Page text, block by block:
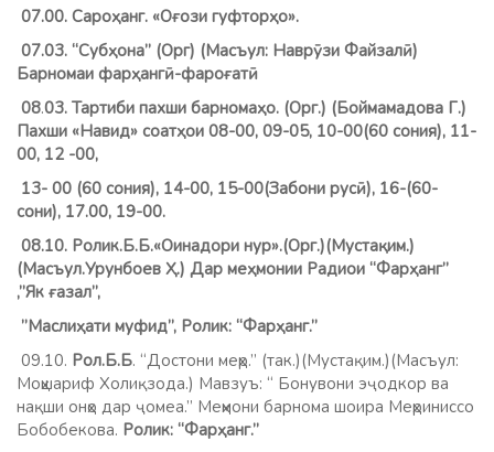
07.00. Сароҳанг. «Оғози гуфторҳо».
07.03. “Субҳона” (Орг) (Масъул: Наврӯзи Файзалӣ)
Барномаи фарҳангӣ-фароғатӣ
08.03. Тартиби пахши барномаҳо. (Орг.) (Боймамадова Г.)
Пахши «Навид» соатҳои 08-00, 09-05, 10-00(60 сония), 11-
00, 12 -00,
13- 00 (60 сония), 14-00, 15-00(Забони русӣ), 16-(60-
сони), 17.00, 19-00.
08.10. Ролик.Б.Б.«Оинадори нур».(Орг.)(Мустақим.)
(Масъул.Урунбоев Ҳ.) Дар меҳмонии Радиои “Фарҳанг”
,”Як ғазал”,
”Маслиҳати муфид”, Ролик: “Фарҳанг.”
09.10. Рол.Б.Б. “Достони меҳр.” (так.)(Мустақим.)(Масъул:
Моҳшариф Холиқзода.) Мавзуъ: “ Бонувони эҷодкор ва
нақши онҳо дар ҷомеа.” Меҳмони барнома шоира Меҳриниссо
Бобобекова. Ролик: “Фарҳанг.”